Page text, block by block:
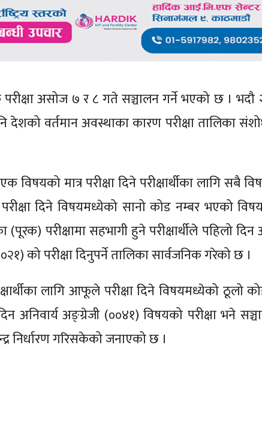
परीक्षा असोज ७ र ८ गते सञ्चालन गर्ने भएको छ । भदौ
देशको वर्तमान अवस्थाका कारण परीक्षा तालिका
मात्र परीक्षा दिने परीक्षार्थीका लागि सबै
दिने विषयमध्येको सानो कोड नम्बर भएको
परीक्षामा सहभागी हुने परीक्षार्थीले पहिलो दिन
को परीक्षा दिनुपर्ने तालिका सार्वजनिक गरेको छ ।
लागि आफूले परीक्षा दिने विषयमध्येको ठूलो
अनिवार्य अङ्ग्रेजी (००४१) विषयको परीक्षा भने
निर्धारण गरिसकेको जनाएको छ ।